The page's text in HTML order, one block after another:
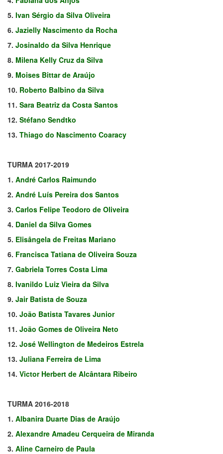
5. Ivan Sérgio da Silva Oliveira
6. Jazielly Nascimento da Rocha
7. Josinaldo da Silva Henrique
8. Milena Kelly Cruz da Silva
9. Moises Bittar de Araújo
10. Roberto Balbino da Silva
11. Sara Beatriz da Costa Santos
12. Stéfano Sendtko
13. Thiago do Nascimento Coaracy
TURMA 2017-2019
1. André Carlos Raimundo
2. André Luís Pereira dos Santos
3. Carlos Felipe Teodoro de Oliveira
4. Daniel da Silva Gomes
5. Elisângela de Freitas Mariano
6. Francisca Tatiana de Oliveira Souza
7. Gabriela Torres Costa Lima
8. Ivanildo Luiz Vieira da Silva
9. Jair Batista de Souza
10. João Batista Tavares Junior
11. João Gomes de Oliveira Neto
12. José Wellington de Medeiros Estrela
13. Juliana Ferreira de Lima
14. Victor Herbert de Alcântara Ribeiro
TURMA 2016-2018
1. Albanira Duarte Dias de Araújo
2. Alexandre Amadeu Cerqueira de Miranda
3. Aline Carneiro de Paula